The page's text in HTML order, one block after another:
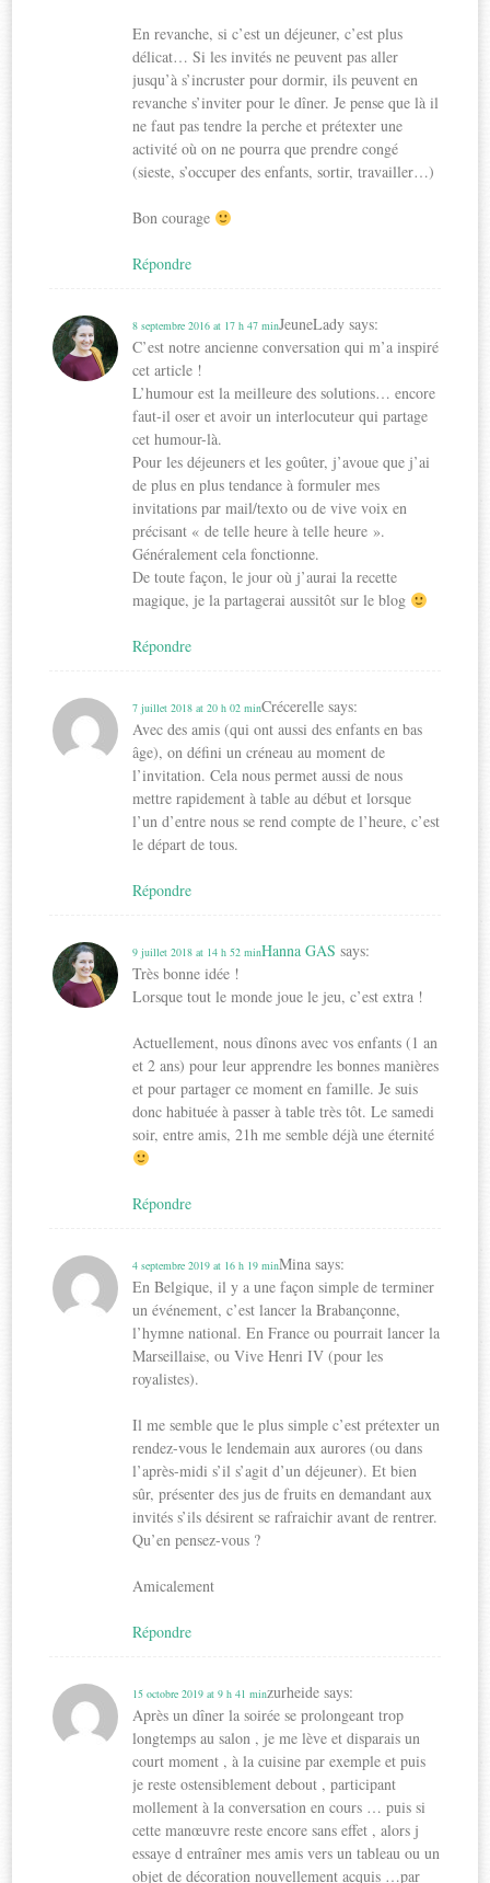
En revanche, si c’est un déjeuner, c’est plus
délicat… Si les invités ne peuvent pas aller
jusqu’à s’incruster pour dormir, ils peuvent en
revanche s’inviter pour le dîner. Je pense que là il
ne faut pas tendre la perche et prétexter une
activité où on ne pourra que prendre congé
(sieste, s’occuper des enfants, sortir, travailler…)
Bon courage
Répondre
JeuneLady says:
8 septembre 2016 at 17 h 47 min
C’est notre ancienne conversation qui m’a inspiré
cet article !
L’humour est la meilleure des solutions… encore
faut-il oser et avoir un interlocuteur qui partage
cet humour-là.
Pour les déjeuners et les goûter, j’avoue que j’ai
de plus en plus tendance à formuler mes
invitations par mail/texto ou de vive voix en
précisant « de telle heure à telle heure ».
Généralement cela fonctionne.
De toute façon, le jour où j’aurai la recette
magique, je la partagerai aussitôt sur le blog
Répondre
Crécerelle says:
7 juillet 2018 at 20 h 02 min
Avec des amis (qui ont aussi des enfants en bas
âge), on défini un créneau au moment de
l’invitation. Cela nous permet aussi de nous
mettre rapidement à table au début et lorsque
l’un d’entre nous se rend compte de l’heure, c’est
le départ de tous.
Répondre
Hanna GAS says:
9 juillet 2018 at 14 h 52 min
Très bonne idée !
Lorsque tout le monde joue le jeu, c’est extra !
Actuellement, nous dînons avec vos enfants (1 an
et 2 ans) pour leur apprendre les bonnes manières
et pour partager ce moment en famille. Je suis
donc habituée à passer à table très tôt. Le samedi
soir, entre amis, 21h me semble déjà une éternité
Répondre
Mina says:
4 septembre 2019 at 16 h 19 min
En Belgique, il y a une façon simple de terminer
un événement, c’est lancer la Brabançonne,
l’hymne national. En France ou pourrait lancer la
Marseillaise, ou Vive Henri IV (pour les
royalistes).
Il me semble que le plus simple c’est prétexter un
rendez-vous le lendemain aux aurores (ou dans
l’après-midi s’il s’agit d’un déjeuner). Et bien
sûr, présenter des jus de fruits en demandant aux
invités s’ils désirent se rafraichir avant de rentrer.
Qu’en pensez-vous ?
Amicalement
Répondre
zurheide says:
15 octobre 2019 at 9 h 41 min
Après un dîner la soirée se prolongeant trop
longtemps au salon , je me lève et disparais un
court moment , à la cuisine par exemple et puis
je reste ostensiblement debout , participant
mollement à la conversation en cours … puis si
cette manœuvre reste encore sans effet , alors j
essaye d entraîner mes amis vers un tableau ou un
objet de décoration nouvellement acquis …par